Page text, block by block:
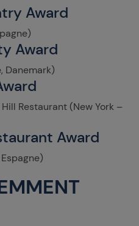
Award
Award
Danemark)
Restaurant (New York –
Award